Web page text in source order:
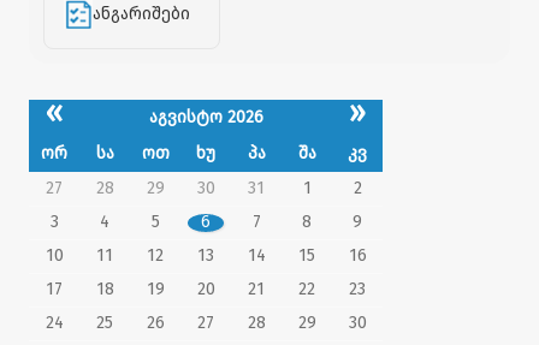
ანგარიშები
« აგვისტო 2026 »
ორ სა ოთ ხუ პა შა
კვ
27
28 29 30 31 1
2
3
4 5 6 7 8
9
10
11 12 13 14 15
16
17
18 19 20 21 22
23
24
25 26 27 28 29
30